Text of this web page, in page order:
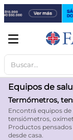
Buscar...
Equipos de
Termómetros,
Encontrá equipos
tensiómetros,
Productos
desde casa.
TÉRMINOS MÁS
1.
mela b3
2
cerave limpieza
3.
creatina
4.
loreal